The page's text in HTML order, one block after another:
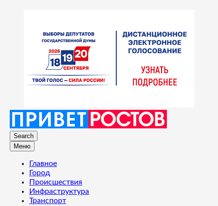
Search
Меню
Главное
Город
Происшествия
Инфраструктура
Транспорт